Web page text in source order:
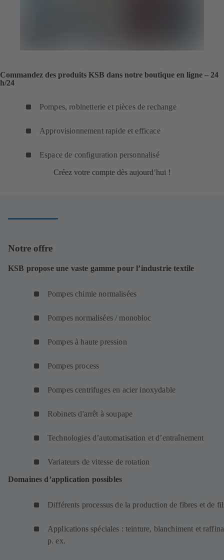
Commandez des produits KSB dans notre boutique en ligne – 24
h/24
Pompes, robinetterie et pièces de rechange
Approvisionnement rapide et efficace
Espace de configuration personnalisé
Créez votre compte dès aujourd’hui !
Notre offre
KSB propose une vaste gamme pour l’industrie textile
Pompes chimie normalisées
Pompes normalisées / monobloc
Pompes à haute pression
Pompes process
Pompes centrifuges en acier inoxydable
Robinets d'arrêt à soupape
Technologies d’automatisation et d’entraînement
Variateurs de vitesse de rotation
Domaines d’application possibles
Différents processus de la production de fibres et de
Applications spéciales : teinture, blanchiment et
p. ex.